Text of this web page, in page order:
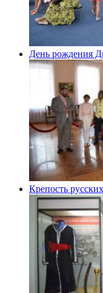
День рождения
Крепость